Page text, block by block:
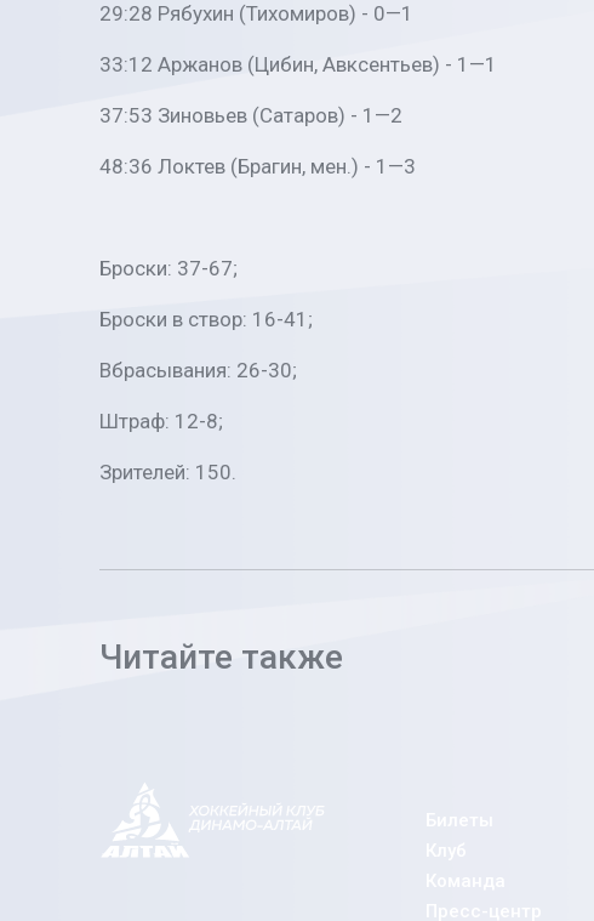
29:28 Рябухин (Тихомиров) - 0—1
33:12 Аржанов (Цибин, Авксентьев) - 1—1
37:53 Зиновьев (Сатаров) - 1—2
48:36 Локтев (Брагин, мен.) - 1—3
Броски: 37-67;
Броски в створ: 16-41;
Вбрасывания: 26-30;
Штраф: 12-8;
Зрителей: 150.
Читайте также